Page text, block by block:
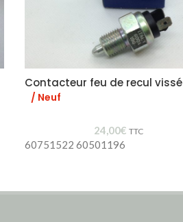
Contacteur feu de recul vissé
/ Neuf
24,00€ TTC
60751522 60501196